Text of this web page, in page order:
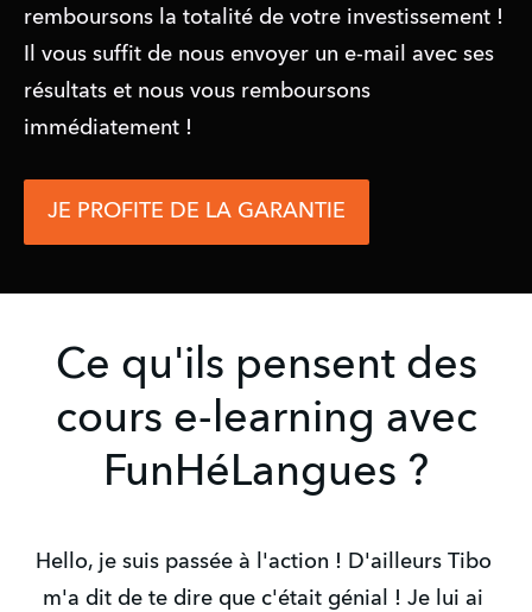
remboursons la totalité de votre investissement !
Il vous suffit de nous envoyer un e-mail avec ses
résultats et nous vous remboursons
immédiatement !
JE PROFITE DE LA GARANTIE
Ce qu'ils pensent des
cours e-learning avec
FunHéLangues ?
Hello, je suis passée à l'action ! D'ailleurs Tibo
m'a dit de te dire que c'était génial ! Je lui ai